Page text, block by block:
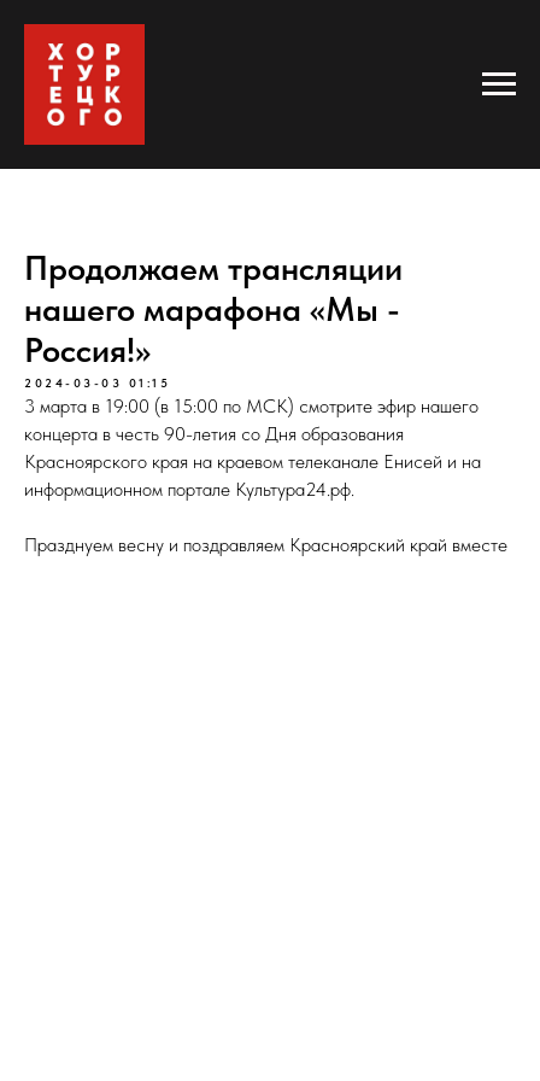
Продолжаем трансляции
нашего марафона «Мы -
Россия!»
2024-03-03 01:15
3 марта в 19:00 (в 15:00 по МСК) смотрите эфир нашего
концерта в честь 90-летия со Дня образования
Красноярского края на краевом телеканале Енисей и на
информационном портале Культура24.рф.
Празднуем весну и поздравляем Красноярский край вместе